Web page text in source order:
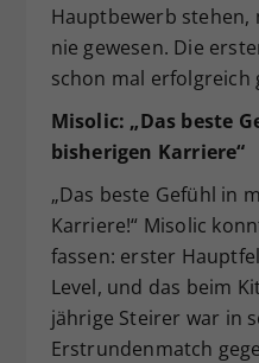
Hauptbewerb stehen,
nie gewesen. Die
schon mal erfolgreich
Misolic: „Das beste
bisherigen Karriere“
„Das beste Gefühl in
Karriere!“ Misolic
fassen: erster
Level, und das beim
jährige Steirer war in
Erstrundenmatch